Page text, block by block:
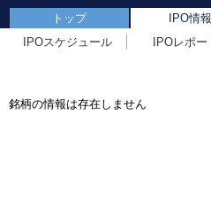
トップ IPO情報
IPOスケジュール
IPOレポー
銘柄の情報は存在しません